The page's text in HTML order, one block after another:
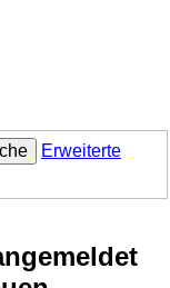
Erweiterte